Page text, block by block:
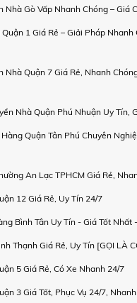
Nhà Gò Vấp Nhanh Chóng – Giá
1 Giá Rẻ – Giải Pháp Nhanh
Nhà Quận 7 Giá Rẻ, Nhanh
Nhà Quận Phú Nhuận Uy Tín,
Quận Tân Phú Chuyên
An Lạc TPHCM Giá Rẻ,
12 Giá Rẻ, Uy Tín 24/7
Bình Tân Uy Tín - Giá Tốt Nhất
Thạnh Giá Rẻ, Uy Tín [GỌI LÀ
5 Giá Rẻ, Có Xe Nhanh 24/7
3 Giá Tốt, Phục Vụ 24/7,